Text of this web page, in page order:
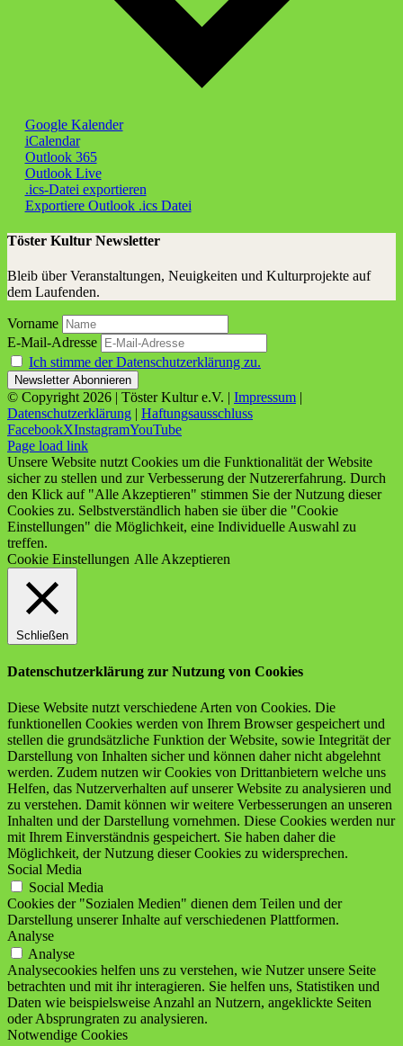
Google Kalender
iCalendar
Outlook 365
Outlook Live
.ics-Datei exportieren
Exportiere Outlook .ics Datei
Töster Kultur Newsletter
Bleib über Veranstaltungen, Neuigkeiten und Kulturprojekte auf
dem Laufenden.
Vorname
E-Mail-Adresse
Ich stimme der Datenschutzerklärung zu.
© Copyright 2026 | Töster Kultur e.V. | Impressum |
Datenschutzerklärung | Haftungsausschluss
FacebookXInstagramYouTube
Page load link
Unsere Website nutzt Cookies um die Funktionalität der Website
sicher zu stellen und zur Verbesserung der Nutzererfahrung. Durch
den Klick auf "Alle Akzeptieren" stimmen Sie der Nutzung dieser
Cookies zu. Selbstverständlich haben sie über die "Cookie
Einstellungen" die Möglichkeit, eine Individuelle Auswahl zu
treffen.
Cookie Einstellungen Alle Akzeptieren
Schließen
Datenschutzerklärung zur Nutzung von Cookies
Diese Website nutzt verschiedene Arten von Cookies. Die
funktionellen Cookies werden von Ihrem Browser gespeichert und
stellen die grundsätzliche Funktion der Website, sowie Integrität der
Darstellung von Inhalten sicher und können daher nicht abgelehnt
werden. Zudem nutzen wir Cookies von Drittanbietern welche uns
Helfen, das Nutzerverhalten auf unserer Website zu analysieren und
zu verstehen. Damit können wir weitere Verbesserungen an unseren
Inhalten und der Darstellung vornehmen. Diese Cookies werden nur
mit Ihrem Einverständnis gespeichert. Sie haben daher die
Möglichkeit, der Nutzung dieser Cookies zu widersprechen.
Social Media
Social Media
Cookies der "Sozialen Medien" dienen dem Teilen und der
Darstellung unserer Inhalte auf verschiedenen Plattformen.
Analyse
Analyse
Analysecookies helfen uns zu verstehen, wie Nutzer unsere Seite
betrachten und mit ihr interagieren. Sie helfen uns, Statistiken und
Daten wie beispielsweise Anzahl an Nutzern, angeklickte Seiten
oder Absprungraten zu analysieren.
Notwendige Cookies